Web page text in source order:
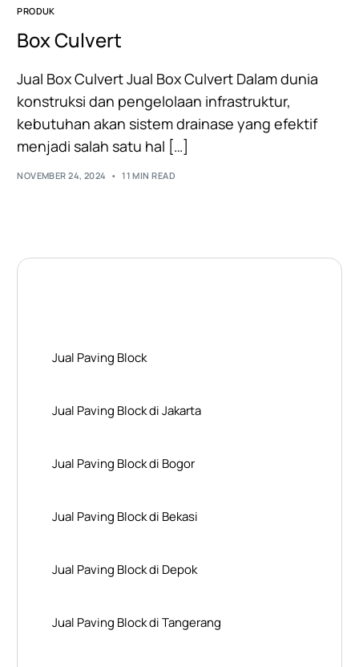
PRODUK
Box Culvert
Jual Box Culvert Jual Box Culvert Dalam dunia
konstruksi dan pengelolaan infrastruktur,
kebutuhan akan sistem drainase yang efektif
menjadi salah satu hal […]
NOVEMBER 24, 2024 11 MIN READ
Jual Paving Block
Jual Paving Block di Jakarta
Jual Paving Block di Bogor
Jual Paving Block di Bekasi
Jual Paving Block di Depok
Jual Paving Block di Tangerang